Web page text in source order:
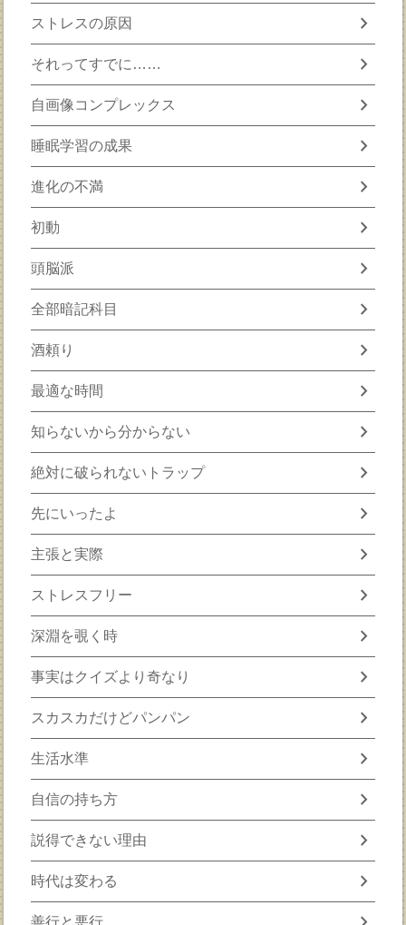
ストレスの原因 chevron_right
それってすでに…… chevron_right
自画像コンプレックス chevron_right
睡眠学習の成果 chevron_right
進化の不満 chevron_right
初動 chevron_right
頭脳派 chevron_right
全部暗記科目 chevron_right
酒頼り chevron_right
最適な時間 chevron_right
知らないから分からない chevron_right
絶対に破られないトラップ chevron_right
先にいったよ chevron_right
主張と実際 chevron_right
ストレスフリー chevron_right
深淵を覗く時 chevron_right
事実はクイズより奇なり chevron_right
スカスカだけどパンパン chevron_right
生活水準 chevron_right
自信の持ち方 chevron_right
説得できない理由 chevron_right
時代は変わる chevron_right
善行と悪行